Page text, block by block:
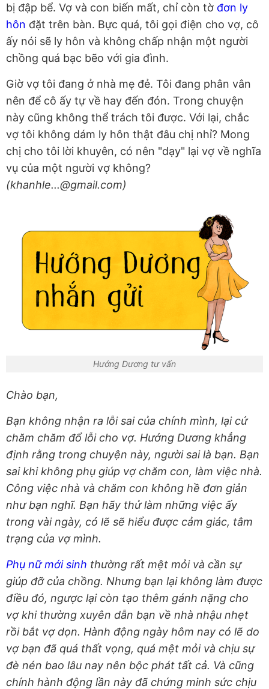
bị đập bể. Vợ và con biến mất, chỉ còn tờ đơn ly
hôn đặt trên bàn. Bực quá, tôi gọi điện cho vợ, cô
ấy nói sẽ ly hôn và không chấp nhận một người
chồng quá bạc bẽo với gia đình.
Giờ vợ tôi đang ở nhà mẹ đẻ. Tôi đang phân vân
nên để cô ấy tự về hay đến đón. Trong chuyện
này cũng không thể trách tôi được. Với lại, chắc
vợ tôi không dám ly hôn thật đâu chị nhỉ? Mong
chị cho tôi lời khuyên, có nên "dạy" lại vợ về nghĩa
vụ của một người vợ không?
(khanhle...@gmail.com)
Hướng Dương tư vấn
Chào bạn,
Bạn không nhận ra lỗi sai của chính mình, lại cứ
chăm chăm đổ lỗi cho vợ. Hướng Dương khẳng
định rằng trong chuyện này, người sai là bạn. Bạn
sai khi không phụ giúp vợ chăm con, làm việc nhà.
Công việc nhà và chăm con không hề đơn giản
như bạn nghĩ. Bạn hãy thử làm những việc ấy
trong vài ngày, có lẽ sẽ hiểu được cảm giác, tâm
trạng của vợ mình.
Phụ nữ mới sinh thường rất mệt mỏi và cần sự
giúp đỡ của chồng. Nhưng bạn lại không làm được
điều đó, ngược lại còn tạo thêm gánh nặng cho
vợ khi thường xuyên dẫn bạn về nhà nhậu nhẹt
rồi bắt vợ dọn. Hành động ngày hôm nay có lẽ do
vợ bạn đã quá thất vọng, quá mệt mỏi và chịu sự
đè nén bao lâu nay nên bộc phát tất cả. Và cũng
chính hành động lần này đã chứng minh sức chịu